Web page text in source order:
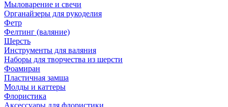
Мыловарение и свечи
Органайзеры для рукоделия
Фетр
Фелтинг (валяние)
Шерсть
Инструменты для валяния
Наборы для творчества из шерсти
Фоамиран
Пластичная замша
Молды и каттеры
Флористика
Аксессуары для флористики